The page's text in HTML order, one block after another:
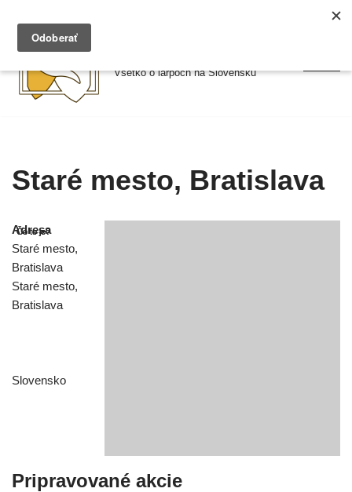
Preskočiť
Všetko o larpoch na Slovensku
Staré mesto, Bratislava
Adresa
Staré mes­to,
Bratislava
Staré mes­to,
Bratislava
Slovensko
Pripravované akcie